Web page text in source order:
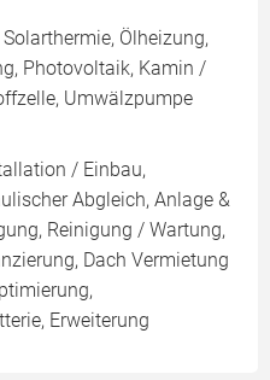
Ölheizung,
Photovoltaik, Kamin /
Umwälzpumpe
/ Einbau,
Abgleich, Anlage &
Reinigung / Wartung,
Dach Vermietung
Erweiterung